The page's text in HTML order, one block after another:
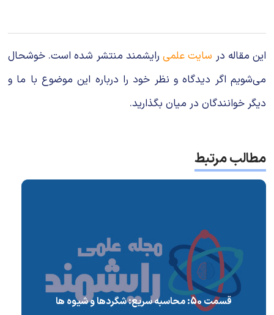
این مقاله در سایت علمیرایشمند منتشر شده است. خوشحال
می‌شویم اگر دیدگاه و نظر خود را درباره این موضوع با ما و
دیگر خوانندگان در میان بگذارید.
مطالب مرتبط
قسمت 50: محاسبه سریع: شگردها و شیوه ها